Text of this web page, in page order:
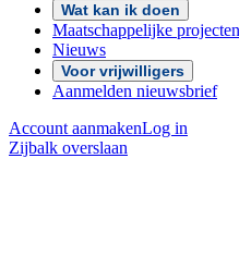
Wat kan ik doen
Maatschappelijke projecten
Nieuws
Voor vrijwilligers
Aanmelden nieuwsbrief
Account aanmakenLog in
Zijbalk overslaan